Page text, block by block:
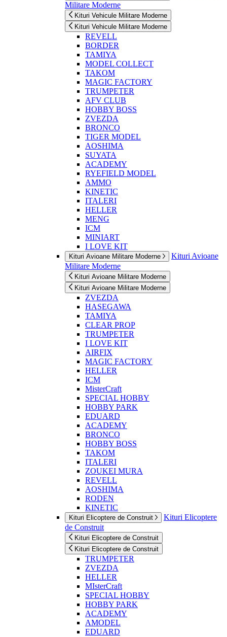
Militare Moderne
Kituri Vehicule Militare Moderne
Kituri Vehicule Militare Moderne
REVELL
BORDER
TAMIYA
MODEL COLLECT
TAKOM
MAGIC FACTORY
TRUMPETER
AFV CLUB
HOBBY BOSS
ZVEZDA
BRONCO
TIGER MODEL
AOSHIMA
SUYATA
ACADEMY
RYEFIELD MODEL
AMMO
KINETIC
ITALERI
HELLER
MENG
ICM
MINIART
I LOVE KIT
Kituri Avioane Militare Moderne
Kituri Avioane
Militare Moderne
Kituri Avioane Militare Moderne
Kituri Avioane Militare Moderne
ZVEZDA
HASEGAWA
TAMIYA
CLEAR PROP
TRUMPETER
I LOVE KIT
AIRFIX
MAGIC FACTORY
HELLER
ICM
MisterCraft
SPECIAL HOBBY
HOBBY PARK
EDUARD
ACADEMY
BRONCO
HOBBY BOSS
TAKOM
ITALERI
ZOUKEI MURA
REVELL
AOSHIMA
RODEN
KINETIC
Kituri Elicoptere de Construit
Kituri Elicoptere
de Construit
Kituri Elicoptere de Construit
Kituri Elicoptere de Construit
TRUMPETER
ZVEZDA
HELLER
MIsterCraft
SPECIAL HOBBY
HOBBY PARK
ACADEMY
AMODEL
EDUARD